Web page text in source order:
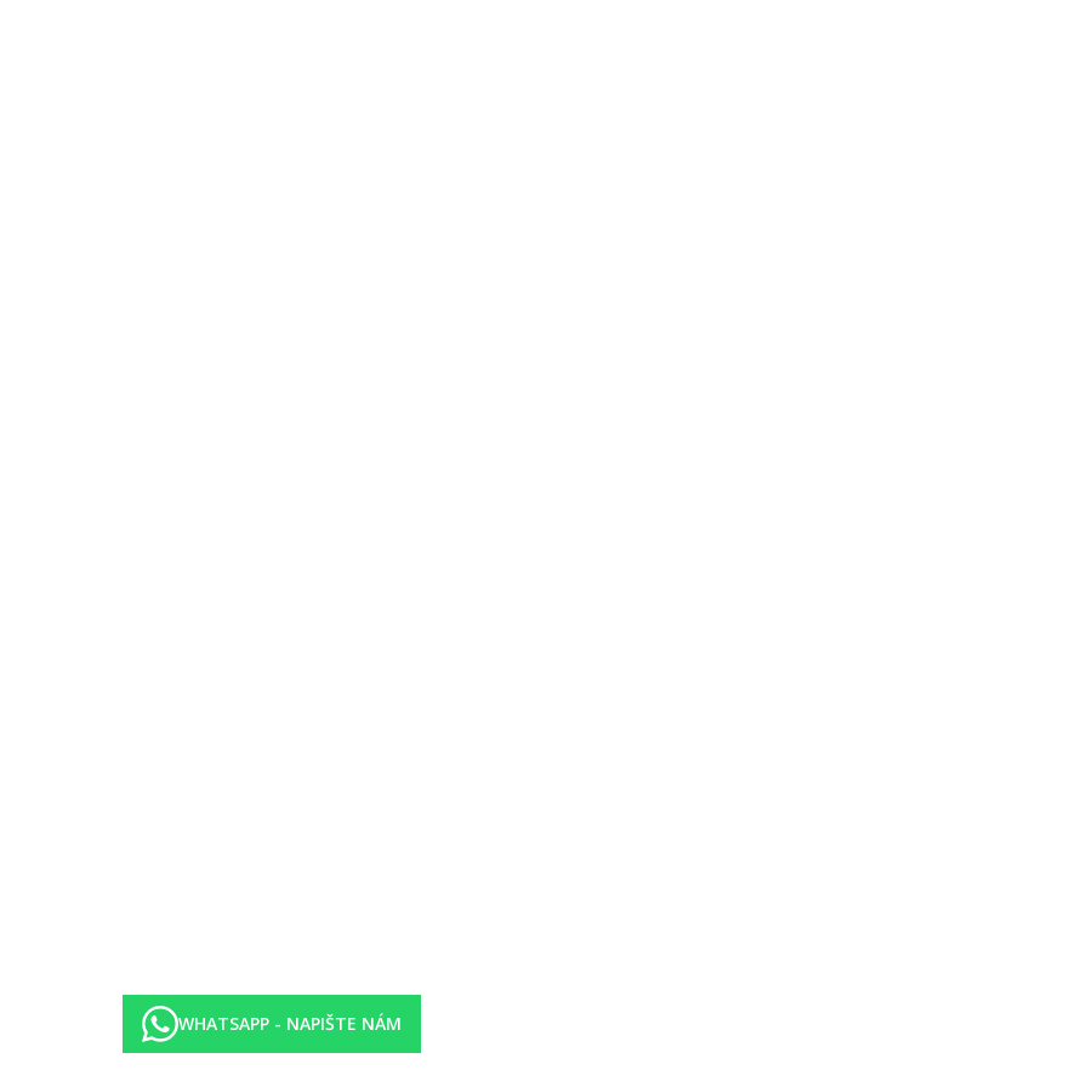
dětský bazén, miniklub (pro děti 3–16 let), dětské hřiště
poplatek), koupelna/WC (vysoušeč vlasů), trezor (za poplatek), balkon nebo terasa
na moře
večeře formou bufetu (19.00–21.30)
nápojů a místních alkoholických nápojů (09.00–24.00)
Duni Royal Resortu
tenis, volejbal, plážový volejbal, fitness, šipky, aerobik, lukostřelba, aquapark (1.6.–15.9.), taneční lekce, zumba
minidisko, aquapark pro děti, dětská postýlka zdarma (na vyžádání).
WHATSAPP - NAPIŠTE NÁM